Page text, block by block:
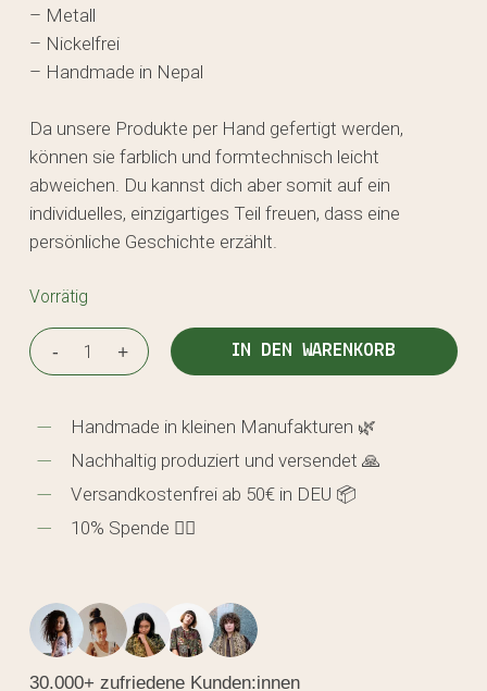
– Metall
– Nickelfrei
– Handmade in Nepal
Da unsere Produkte per Hand gefertigt werden,
können sie farblich und formtechnisch leicht
abweichen. Du kannst dich aber somit auf ein
individuelles, einzigartiges Teil freuen, dass eine
persönliche Geschichte erzählt.
Vorrätig
IN DEN WARENKORB
Handmade in kleinen Manufakturen 🌿
Nachhaltig produziert und versendet 🙏
Versandkostenfrei ab 50€ in DEU 📦
10% Spende 🖐🏼
30.000+ zufriedene Kunden:innen